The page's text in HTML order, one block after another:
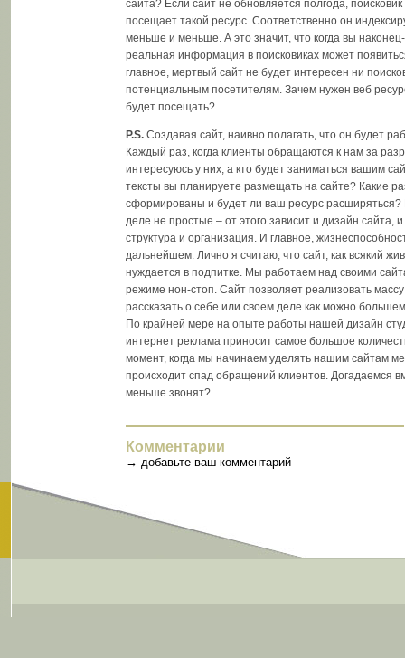
сайта? Если сайт не обновляется полгода,
посещает такой ресурс. Соответственно он
меньше и меньше. А это значит, что когда вы
реальная информация в поисковиках может
главное, мертвый сайт не будет интересен ни
потенциальным посетителям. Зачем нужен веб
будет посещать?
P.S. Создавая сайт, наивно полагать, что он будет
Каждый раз, когда клиенты обращаются к нам за
интересуюсь у них, а кто будет заниматься вашим
тексты вы планируете размещать на сайте? Какие
сформированы и будет ли ваш ресурс
деле не простые – от этого зависит и дизайн сайта,
структура и организация. И главное,
дальнейшем. Лично я считаю, что сайт, как всякий
нуждается в подпитке. Мы работаем над своими
режиме нон-стоп. Сайт позволяет реализовать
рассказать о себе или своем деле как можно
По крайней мере на опыте работы нашей дизайн
интернет реклама приносит самое большое
момент, когда мы начинаем уделять нашим сайтам
происходит спад обращений клиентов. Догадаемся
меньше звонят?
Комментарии
→ добавьте ваш комментарий